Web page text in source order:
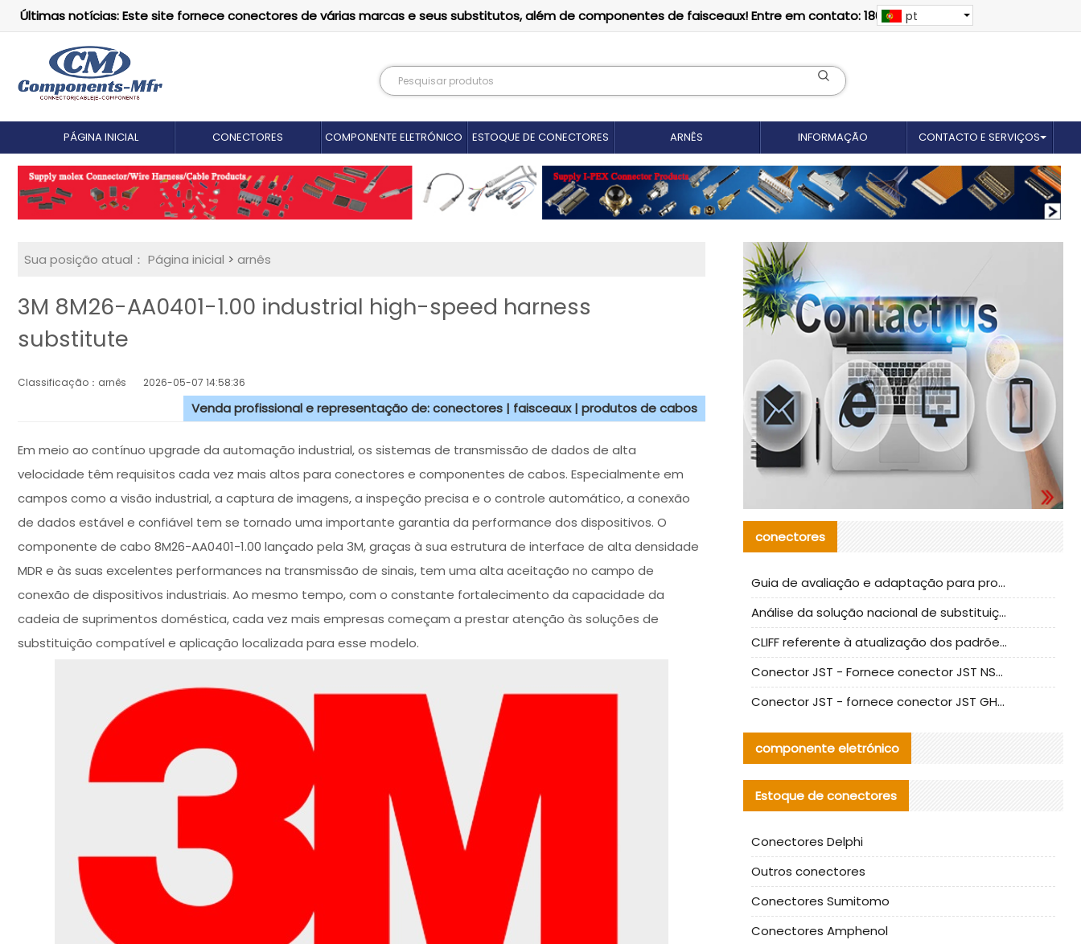
Últimas notícias: Este site fornece conectores de várias marcas e seus substitutos, além de componentes de faisceaux! Entre em contato: 18012695035
pt
PÁGINA INICIAL CONECTORES COMPONENTE ELETRÓNICO ESTOQUE DE CONECTORES ARNÊS INFORMAÇÃO CONTACTO E SERVIÇOS
Sua posição atual： Página inicial > arnês
3M 8M26-AA0401-1.00 industrial high-speed harness
substitute
Classificação：arnês 2026-05-07 14:58:36
Venda profissional e representação de: conectores | faisceaux | produtos de cabos
Em meio ao contínuo upgrade da automação industrial, os sistemas de transmissão de dados de alta
velocidade têm requisitos cada vez mais altos para conectores e componentes de cabos. Especialmente em
campos como a visão industrial, a captura de imagens, a inspeção precisa e o controle automático, a conexão
de dados estável e confiável tem se tornado uma importante garantia da performance dos dispositivos. O
componente de cabo 8M26-AA0401-1.00 lançado pela 3M, graças à sua estrutura de interface de alta densidade
MDR e às suas excelentes performances na transmissão de sinais, tem uma alta aceitação no campo de
conexão de dispositivos industriais. Ao mesmo tempo, com o constante fortalecimento da capacidade da
cadeia de suprimentos doméstica, cada vez mais empresas começam a prestar atenção às soluções de
substituição compatível e aplicação localizada para esse modelo.
conectores
Guia de avaliação e adaptação para produção em massa de componentes de cabos nacionais CNC Tech
Análise da solução nacional de substituição da linha de alta frequência I-PEX
CLIFF referente à atualização dos padrões de teste de conectores nacionais
Conector JST - Fornece conector JST NSHR-02V-S original | substituto
Conector JST - fornece conector JST GHR-09V-S autêntico | substituto
componente eletrónico
Estoque de conectores
Conectores Delphi
Outros conectores
Conectores Sumitomo
Conectores Amphenol